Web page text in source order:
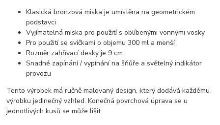
Klasická bronzová miska je umístěna na geometrickém
podstavci
Vyjímatelná miska pro použití s oblíbenými vonnými vosky
Pro použití se svíčkami o objemu 300 ml a menší
Rozměr zahřívací desky je 9 cm
Snadné zapínání / vypínání na šňůře a světelný indikátor
provozu
Tento výrobek má ručně malovaný design, který dodává každému
výrobku jedinečný vzhled. Konečná povrchová úprava se u
jednotlivých kusů se může lišit.